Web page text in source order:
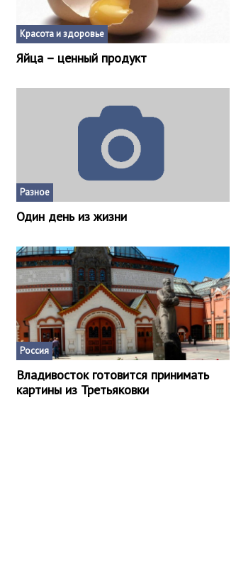
Красота и здоровье
Яйца – ценный продукт
Разное
Один день из жизни
Россия
Владивосток готовится принимать
картины из Третьяковки